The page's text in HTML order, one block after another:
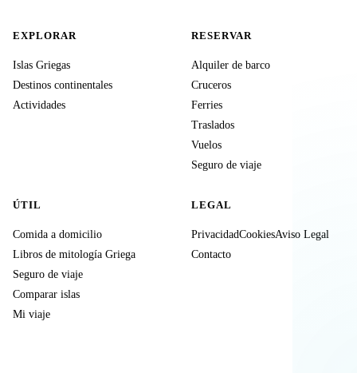
EXPLORAR
Islas Griegas
Destinos continentales
Actividades
RESERVAR
Alquiler de barco
Cruceros
Ferries
Traslados
Vuelos
Seguro de viaje
ÚTIL
Comida a domicilio
Libros de mitología Griega
Seguro de viaje
Comparar islas
Mi viaje
LEGAL
PrivacidadCookiesAviso Legal
Contacto